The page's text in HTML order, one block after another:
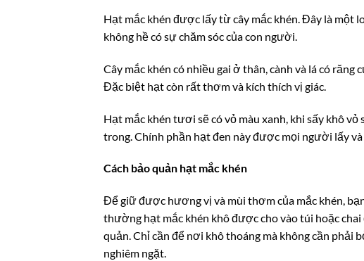
Hạt mắc khén được lấy từ cây mắc khén. Đây là một
không hề có sự chăm sóc của con người.
Cây mắc khén có nhiều gai ở thân, cành và lá có răng
Đặc biệt hạt còn rất thơm và kích thích vị giác.
Hạt mắc khén tươi sẽ có vỏ màu xanh, khi sấy khô
trong. Chính phần hạt đen này được mọi người lấy và
Cách bảo quản hạt mắc khén
Để giữ được hương vị và mùi thơm của mắc khén,
thường hạt mắc khén khô được cho vào túi hoặc
quản. Chỉ cần để nơi khô thoáng mà không cần phải
nghiêm ngặt.